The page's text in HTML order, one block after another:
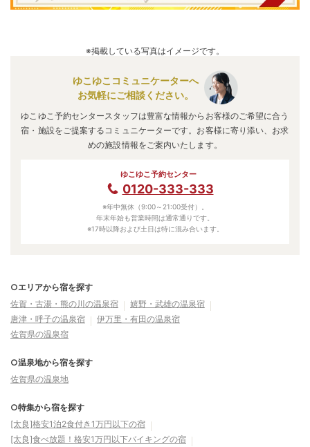
※掲載している写真はイメージです。
ゆこゆこコミュニケーターへ
お気軽にご相談ください。
ゆこゆこ予約センタースタッフは豊富な情報からお客様のご希望に合う
宿・施設をご提案するコミュニケーターです。お客様に寄り添い、お求
めの施設情報をご案内いたします。
ゆこゆこ予約センター
0120-333-333
※年中無休（9:00～21:00受付）。
年末年始も営業時間は通常通りです。
※17時以降および土日は特に混み合います。
○エリアから宿を探す
佐賀・古湯・熊の川の温泉宿
嬉野・武雄の温泉宿
唐津・呼子の温泉宿
伊万里・有田の温泉宿
佐賀県の温泉宿
○温泉地から宿を探す
佐賀県の温泉地
○特集から宿を探す
[太良]格安1泊2食付き1万円以下の宿
[太良]食べ放題！格安1万円以下バイキングの宿